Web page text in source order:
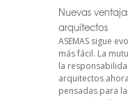
Nuevas
arquitectos
ASEMAS sigue
más fácil. La
la
arquitectos
pensadas para